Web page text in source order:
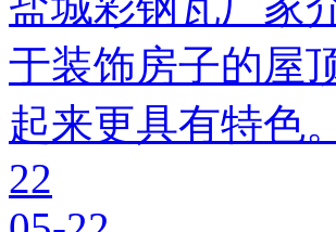
于装饰房子的屋
起来更具有特色
22